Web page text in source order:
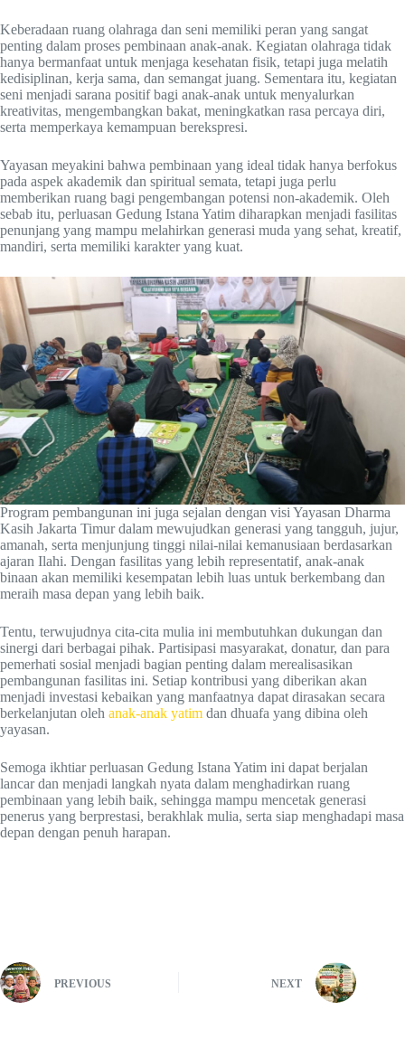
Keberadaan ruang olahraga dan seni memiliki peran yang sangat
penting dalam proses pembinaan anak-anak. Kegiatan olahraga tidak
hanya bermanfaat untuk menjaga kesehatan fisik, tetapi juga melatih
kedisiplinan, kerja sama, dan semangat juang. Sementara itu, kegiatan
seni menjadi sarana positif bagi anak-anak untuk menyalurkan
kreativitas, mengembangkan bakat, meningkatkan rasa percaya diri,
serta memperkaya kemampuan berekspresi.
Yayasan meyakini bahwa pembinaan yang ideal tidak hanya berfokus
pada aspek akademik dan spiritual semata, tetapi juga perlu
memberikan ruang bagi pengembangan potensi non-akademik. Oleh
sebab itu, perluasan Gedung Istana Yatim diharapkan menjadi fasilitas
penunjang yang mampu melahirkan generasi muda yang sehat, kreatif,
mandiri, serta memiliki karakter yang kuat.
Program pembangunan ini juga sejalan dengan visi Yayasan Dharma
Kasih Jakarta Timur dalam mewujudkan generasi yang tangguh, jujur,
amanah, serta menjunjung tinggi nilai-nilai kemanusiaan berdasarkan
ajaran Ilahi. Dengan fasilitas yang lebih representatif, anak-anak
binaan akan memiliki kesempatan lebih luas untuk berkembang dan
meraih masa depan yang lebih baik.
Tentu, terwujudnya cita-cita mulia ini membutuhkan dukungan dan
sinergi dari berbagai pihak. Partisipasi masyarakat, donatur, dan para
pemerhati sosial menjadi bagian penting dalam merealisasikan
pembangunan fasilitas ini. Setiap kontribusi yang diberikan akan
menjadi investasi kebaikan yang manfaatnya dapat dirasakan secara
berkelanjutan oleh anak-anak yatim dan dhuafa yang dibina oleh
yayasan.
Semoga ikhtiar perluasan Gedung Istana Yatim ini dapat berjalan
lancar dan menjadi langkah nyata dalam menghadirkan ruang
pembinaan yang lebih baik, sehingga mampu mencetak generasi
penerus yang berprestasi, berakhlak mulia, serta siap menghadapi masa
depan dengan penuh harapan.
PREVIOUS NEXT